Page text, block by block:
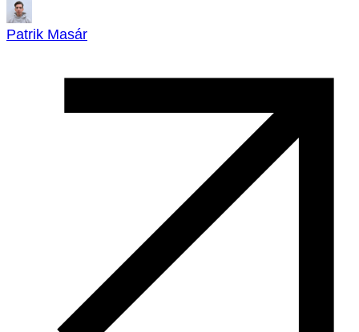
Patrik Masár